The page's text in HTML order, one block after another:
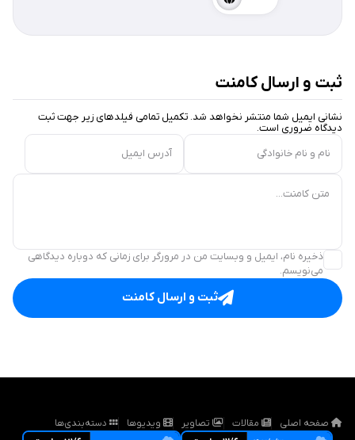
ثبت و ارسال کامنت
نشانی ایمیل شما منتشر نخواهد شد. تکمیل تمامی فیلد‌های زیر جهت ثبت
دیدگاه ضروری است.
نام و نام خانوادگی
آدرس ایمیل
متن کامنت...
ذخیره نام، ایمیل و وبسایت من در مرورگر برای زمانی که دوباره دیدگاهی
می‌نویسم.
ثبت و ارسال کامنت
صفحه اصلی مقالات تصاویر ویدیوها دسته‌بندی‌ها